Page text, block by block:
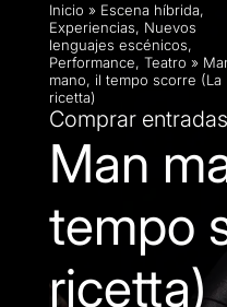
Inicio » Escena híbrida,
Experiencias, Nuevos
lenguajes escénicos,
Performance, Teatro »
mano, il tempo scorre (La
ricetta)
Comprar
Man
tempo
ricetta)